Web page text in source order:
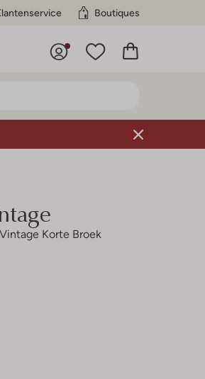
Boutiques
Korte Broek